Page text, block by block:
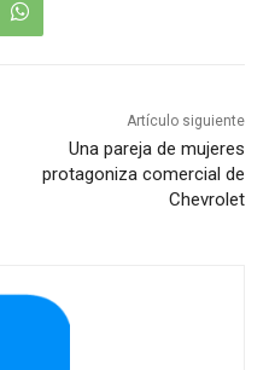
Artículo siguiente
Una pareja de mujeres
protagoniza comercial de
Chevrolet